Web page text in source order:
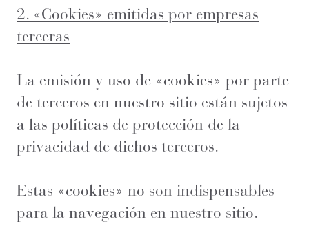
2. «Cookies» emitidas por empresas
terceras
La emisión y uso de «cookies» por parte
de terceros en nuestro sitio están sujetos
a las políticas de protección de la
privacidad de dichos terceros.
Estas «cookies» no son indispensables
para la navegación en nuestro sitio.